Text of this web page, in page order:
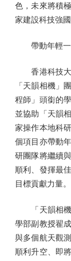
色，未來將積
家建設科技強
帶動年輕一
香港科技大
「天韻相機」
程師」頭銜的
並協助「天韻
家操作本地科
個項目亦帶動
研團隊將繼續
順利、發揮最
目標貢獻力量。
「天韻相機
學部副教授翟
與多個航天觀
順利升空、即